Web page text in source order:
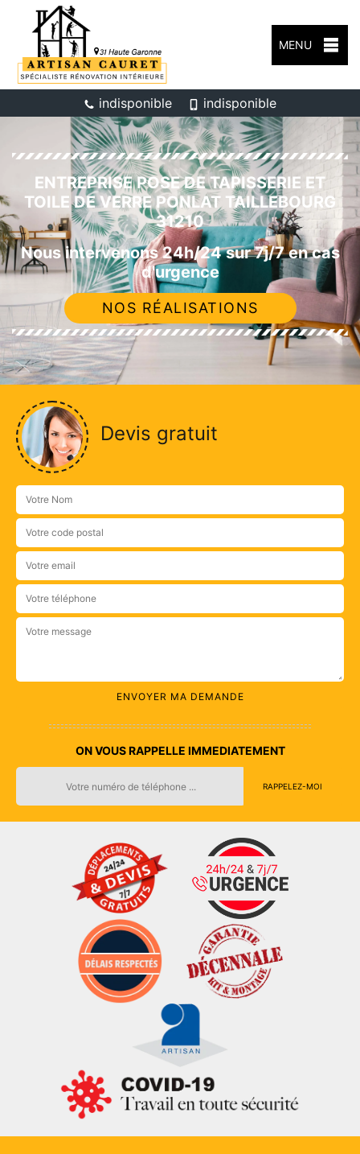
MENU
indisponible indisponible
ENTREPRISE POSE DE TAPISSERIE ET
TOILE DE VERRE PONLAT TAILLEBOURG
31210
Nous intervenons 24h/24 sur 7j/7 en cas
d'urgence
NOS RÉALISATIONS
Devis gratuit
ON VOUS RAPPELLE IMMEDIATEMENT